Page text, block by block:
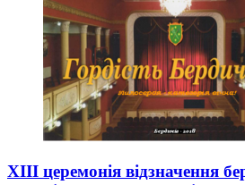
XІІІ церемонія відзначення